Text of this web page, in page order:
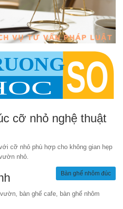
cỡ nhỏ nghệ thuật
cỡ nhỏ phù hợp cho không gian hẹp
nhỏ.
Bàn ghế nhôm đúc
bàn ghế cafe, bàn ghế nhôm